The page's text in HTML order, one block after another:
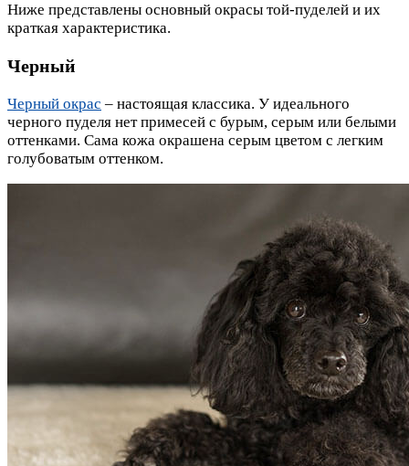
Ниже представлены основный окрасы той-пуделей и их
краткая характеристика.
Черный
Черный окрас – настоящая классика. У идеального
черного пуделя нет примесей с бурым, серым или белыми
оттенками. Сама кожа окрашена серым цветом с легким
голубоватым оттенком.